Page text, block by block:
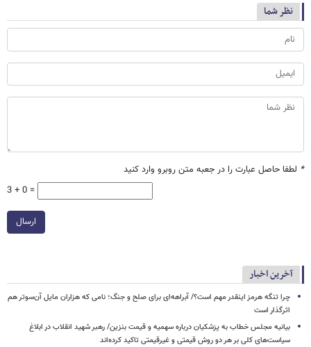
نظر شما
* لطفا حاصل عبارت را در جعبه متن روبرو وارد کنید
3 + 0 =
ارسال
آخرین اخبار
چرا تنگه هرمز اینقدر مهم است؟/ آبراهه‌ای برای صلح و جنگ؛ نامی که هزاران مایل آن‌سوتر هم
اثرگذار است
بیانیه مجلس خطاب به پزشکیان درباره سهمیه و قیمت بنزین/ رهبر شهید انقلاب در ابلاغ
سیاست‌های کلی بر هر دو روش قیمتی و غیرقیمتی تاکید کرده‌اند